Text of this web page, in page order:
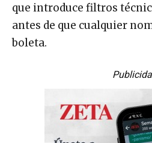
que introduce filtros
antes de que cualquier
boleta.